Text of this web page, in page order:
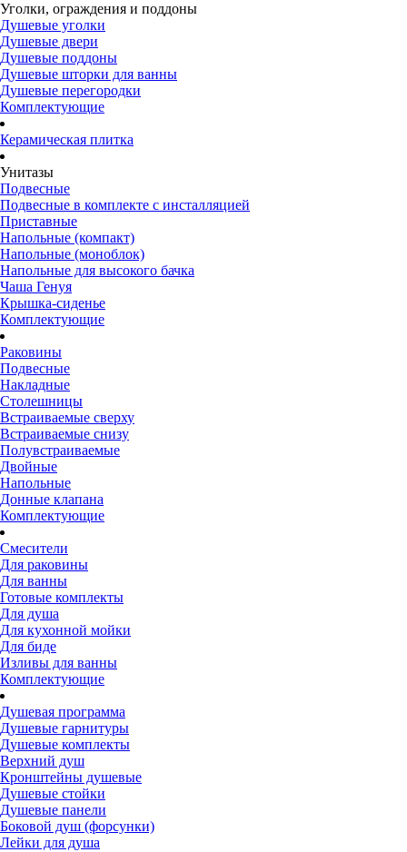
Уголки, ограждения и поддоны
Душевые уголки
Душевые двери
Душевые поддоны
Душевые шторки для ванны
Душевые перегородки
Комплектующие
Керамическая плитка
Унитазы
Подвесные
Подвесные в комплекте с инсталляцией
Приставные
Напольные (компакт)
Напольные (моноблок)
Напольные для высокого бачка
Чаша Генуя
Крышка-сиденье
Комплектующие
Раковины
Подвесные
Накладные
Столешницы
Встраиваемые сверху
Встраиваемые снизу
Полувстраиваемые
Двойные
Напольные
Донные клапана
Комплектующие
Смесители
Для раковины
Для ванны
Готовые комплекты
Для душа
Для кухонной мойки
Для биде
Изливы для ванны
Комплектующие
Душевая программа
Душевые гарнитуры
Душевые комплекты
Верхний душ
Кронштейны душевые
Душевые стойки
Душевые панели
Боковой душ (форсунки)
Лейки для душа